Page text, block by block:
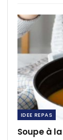
IDEE REPAS
Soupe à